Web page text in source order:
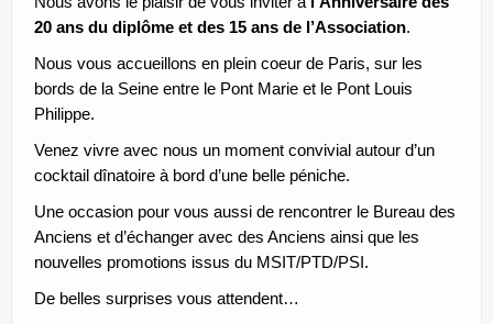
20 ans du diplôme et des 15 ans de l’Association.
Nous vous accueillons en plein coeur de Paris, sur les
bords de la Seine entre le Pont Marie et le Pont Louis
Philippe.
Venez vivre avec nous un moment convivial autour d’un
cocktail dînatoire à bord d’une belle péniche.
Une occasion pour vous aussi de rencontrer le Bureau des
Anciens et d’échanger avec des Anciens ainsi que les
nouvelles promotions issus du MSIT/PTD/PSI.
De belles surprises vous attendent…